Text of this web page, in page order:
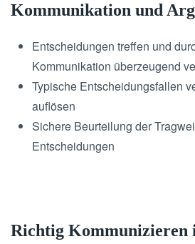
Kommunikation und
Entscheidungen treffen und
Kommunikation überzeugend
Typische Entscheidungsfallen
auflösen
Sichere Beurteilung der
Entscheidungen
Richtig Kommunizieren